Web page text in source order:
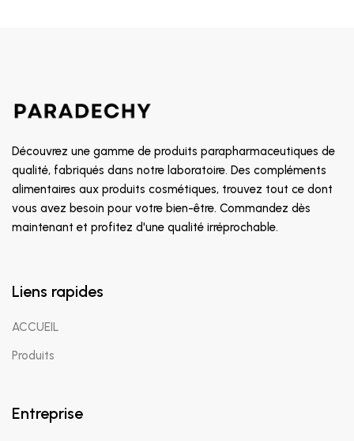
Découvrez une gamme de produits parapharmaceutiques de
qualité, fabriqués dans notre laboratoire. Des compléments
alimentaires aux produits cosmétiques, trouvez tout ce dont
vous avez besoin pour votre bien-être. Commandez dès
maintenant et profitez d'une qualité irréprochable.
Liens rapides
ACCUEIL
Produits
Entreprise